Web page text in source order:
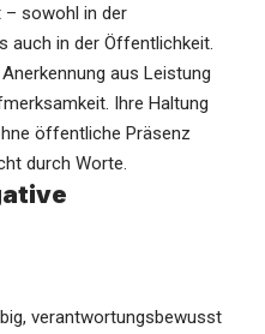
– sowohl in der
auch in der Öffentlichkeit.
aus Leistung
Ihre Haltung
öffentliche Präsenz
durch Worte.
verantwortungsbewusst